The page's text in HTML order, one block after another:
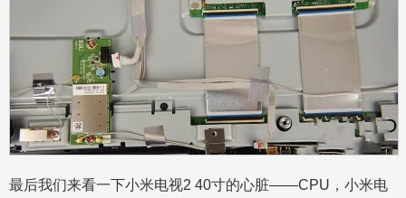
最后我们来看一下小米电视2 40寸的心脏——CPU，小米电